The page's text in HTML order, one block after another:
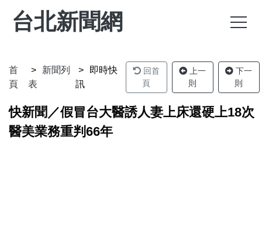
台北新聞網
首
頁
新聞列
表
即時快
訊
回首
頁
上一
則
下一
則
快新聞／假冒台大醫誘人妻上床還硬上18次
醫美業務重判66年